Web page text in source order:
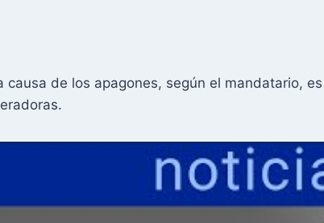
causa de los apagones, según el mandatario,